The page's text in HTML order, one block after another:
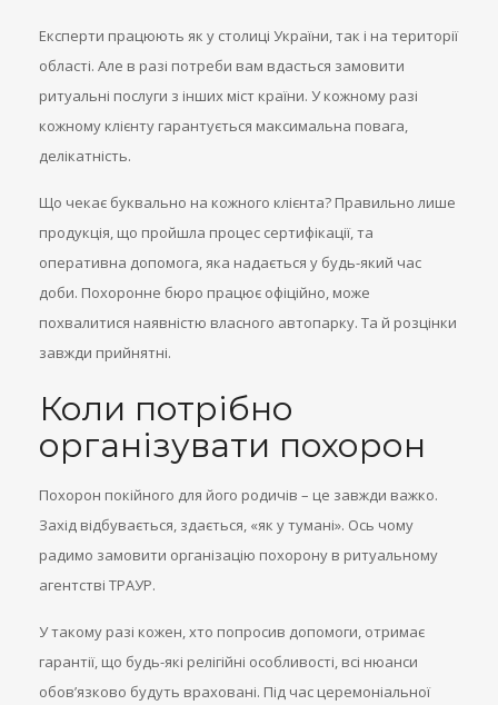
Експерти працюють як у столиці України, так і на території
області. Але в разі потреби вам вдасться замовити
ритуальні послуги з інших міст країни. У кожному разі
кожному клієнту гарантується максимальна повага,
делікатність.
Що чекає буквально на кожного клієнта? Правильно лише
продукція, що пройшла процес сертифікації, та
оперативна допомога, яка надається у будь-який час
доби. Похоронне бюро працює офіційно, може
похвалитися наявністю власного автопарку. Та й розцінки
завжди прийнятні.
Коли потрібно
організувати похорон
Похорон покійного для його родичів – це завжди важко.
Захід відбувається, здається, «як у тумані». Ось чому
радимо замовити організацію похорону в ритуальному
агентстві ТРАУР.
У такому разі кожен, хто попросив допомоги, отримає
гарантії, що будь-які релігійні особливості, всі нюанси
обов’язково будуть враховані. Під час церемоніальної